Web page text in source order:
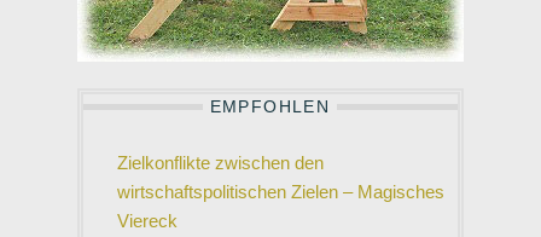
EMPFOHLEN
Zielkonflikte zwischen den
wirtschaftspolitischen Zielen – Magisches
Viereck